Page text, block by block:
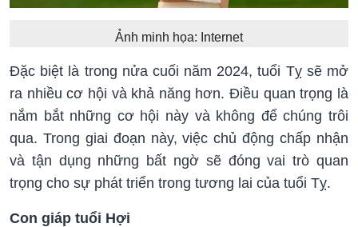
Ảnh minh họa: Internet
Đặc biệt là trong nửa cuối năm 2024, tuổi Tỵ sẽ mở
ra nhiều cơ hội và khả năng hơn. Điều quan trọng là
nắm bắt những cơ hội này và không để chúng trôi
qua. Trong giai đoạn này, việc chủ động chấp nhận
và tận dụng những bất ngờ sẽ đóng vai trò quan
trọng cho sự phát triển trong tương lai của tuổi Tỵ.
Con giáp tuổi Hợi